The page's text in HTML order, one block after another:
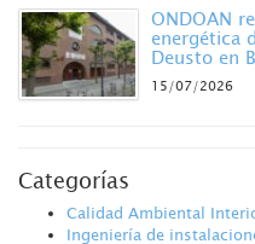
ONDOAN
energética
Deusto en
15/07/2026
Categorías
Calidad Ambiental
Ingeniería de